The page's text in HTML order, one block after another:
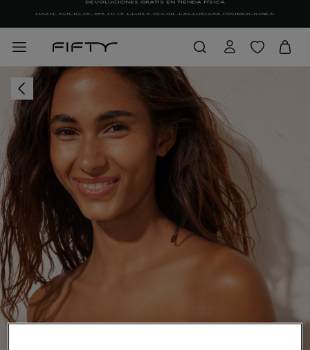
HAZTE SOCIO DE MY FIFTY CLUB Y RECIBE EXCLUSIVAS PROMOCIONES.